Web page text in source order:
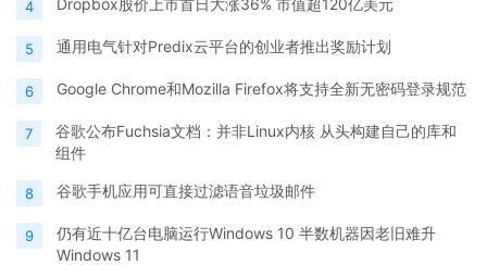
4
5 通用电气针对Predix云平台的创业者推出奖励计划
6 Google Chrome和Mozilla Firefox将支持全新无密码登录规范
7
谷歌公布Fuchsia文档：并非Linux内核 从头构建自己的库和
组件
8 谷歌手机应用可直接过滤语音垃圾邮件
9
仍有近十亿台电脑运行Windows 10 半数机器因老旧难升
Windows 11